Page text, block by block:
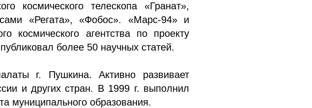
космического телескопа «Гранат»,
«Регата», «Фобос». «Марс-94» и
космического агентства по проекту
более 50 научных статей.
г. Пушкина. Активно развивает
и других стран. В 1999 г. выполнил
муниципального образования.